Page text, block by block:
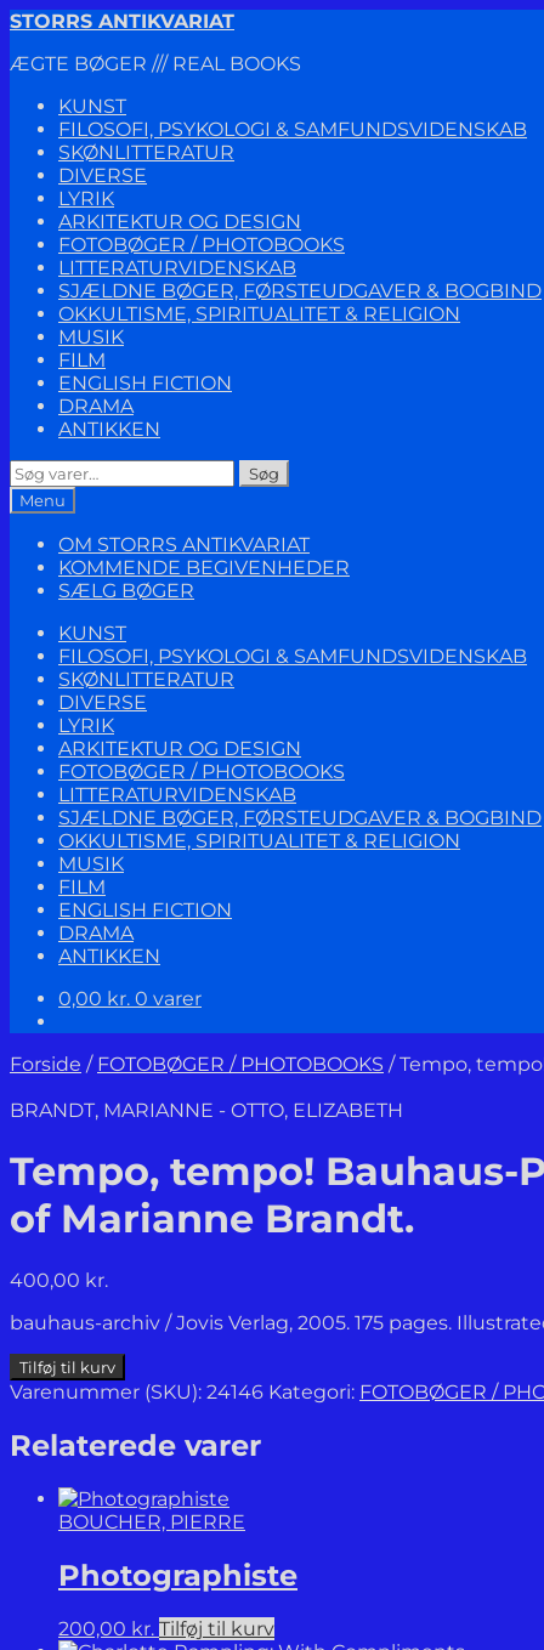
Spring
navigation
Spring
indhold
STORRS ANTIKVARIAT
ÆGTE BØGER /// REAL BOOKS
KUNST
FILOSOFI, PSYKOLOGI & SAMFUNDSVIDENSKAB
SKØNLITTERATUR
DIVERSE
LYRIK
ARKITEKTUR OG DESIGN
FOTOBØGER / PHOTOBOOKS
LITTERATURVIDENSKAB
SJÆLDNE BØGER, FØRSTEUDGAVER & BOGBIND
OKKULTISME, SPIRITUALITET & RELIGION
MUSIK
FILM
ENGLISH FICTION
DRAMA
ANTIKKEN
Søg
efter:
Søg
Menu
OM STORRS ANTIKVARIAT
KOMMENDE BEGIVENHEDER
SÆLG BØGER
KUNST
FILOSOFI, PSYKOLOGI & SAMFUNDSVIDENSKAB
SKØNLITTERATUR
DIVERSE
LYRIK
ARKITEKTUR OG DESIGN
FOTOBØGER / PHOTOBOOKS
LITTERATURVIDENSKAB
SJÆLDNE BØGER, FØRSTEUDGAVER & BOGBIND
OKKULTISME, SPIRITUALITET & RELIGION
MUSIK
FILM
ENGLISH FICTION
DRAMA
ANTIKKEN
0,00 kr. 0 varer
Forside / FOTOBØGER / PHOTOBOOKS /Tempo,
BRANDT, MARIANNE - OTTO, ELIZABETH
Tempo, tempo!
of Marianne Brandt.
400,00 kr.
bauhaus-archiv / Jovis Verlag, 2005. 175 pages.
Tempo,
tempo!
Photomontagen
von
The
Bauhaus
Marianne
Brandt.
Tilføj til kurv
Varenummer (SKU): 24146 Kategori: FOTOBØGER /
Relaterede varer
BOUCHER, PIERRE
Photographiste
200,00 kr. Tilføj til kurv